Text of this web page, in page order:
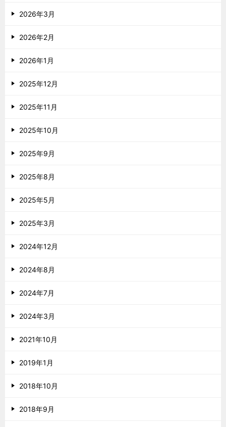
2026年3月
2026年2月
2026年1月
2025年12月
2025年11月
2025年10月
2025年9月
2025年8月
2025年5月
2025年3月
2024年12月
2024年8月
2024年7月
2024年3月
2021年10月
2019年1月
2018年10月
2018年9月